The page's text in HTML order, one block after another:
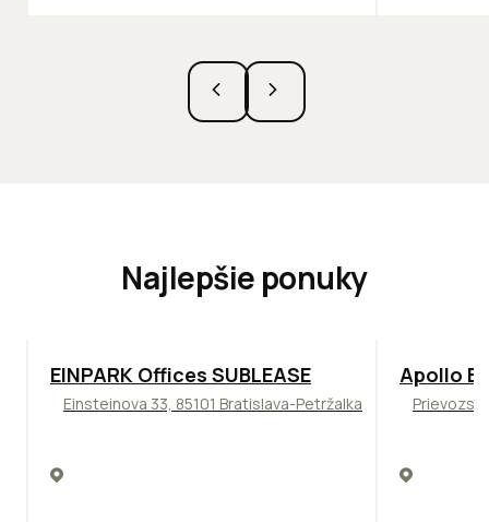
Najlepšie ponuky
TOP ODPORÚČAME
EINPARK Offices SUBLEASE
Einsteinova 33, 85101 Bratislava-Petržalka
TOP
Apollo